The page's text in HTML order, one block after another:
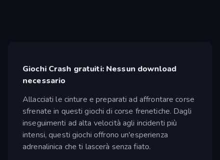
Giochi Crash gratuiti: Nessun download
necessario
Allacciati le cinture e preparati ad affrontare corse
sfrenate in questi giochi di corse frenetiche. Dagli
inseguimenti ad alta velocità agli incidenti più
intensi, questi giochi offrono un'esperienza
adrenalinica che ti lascerà senza fiato.